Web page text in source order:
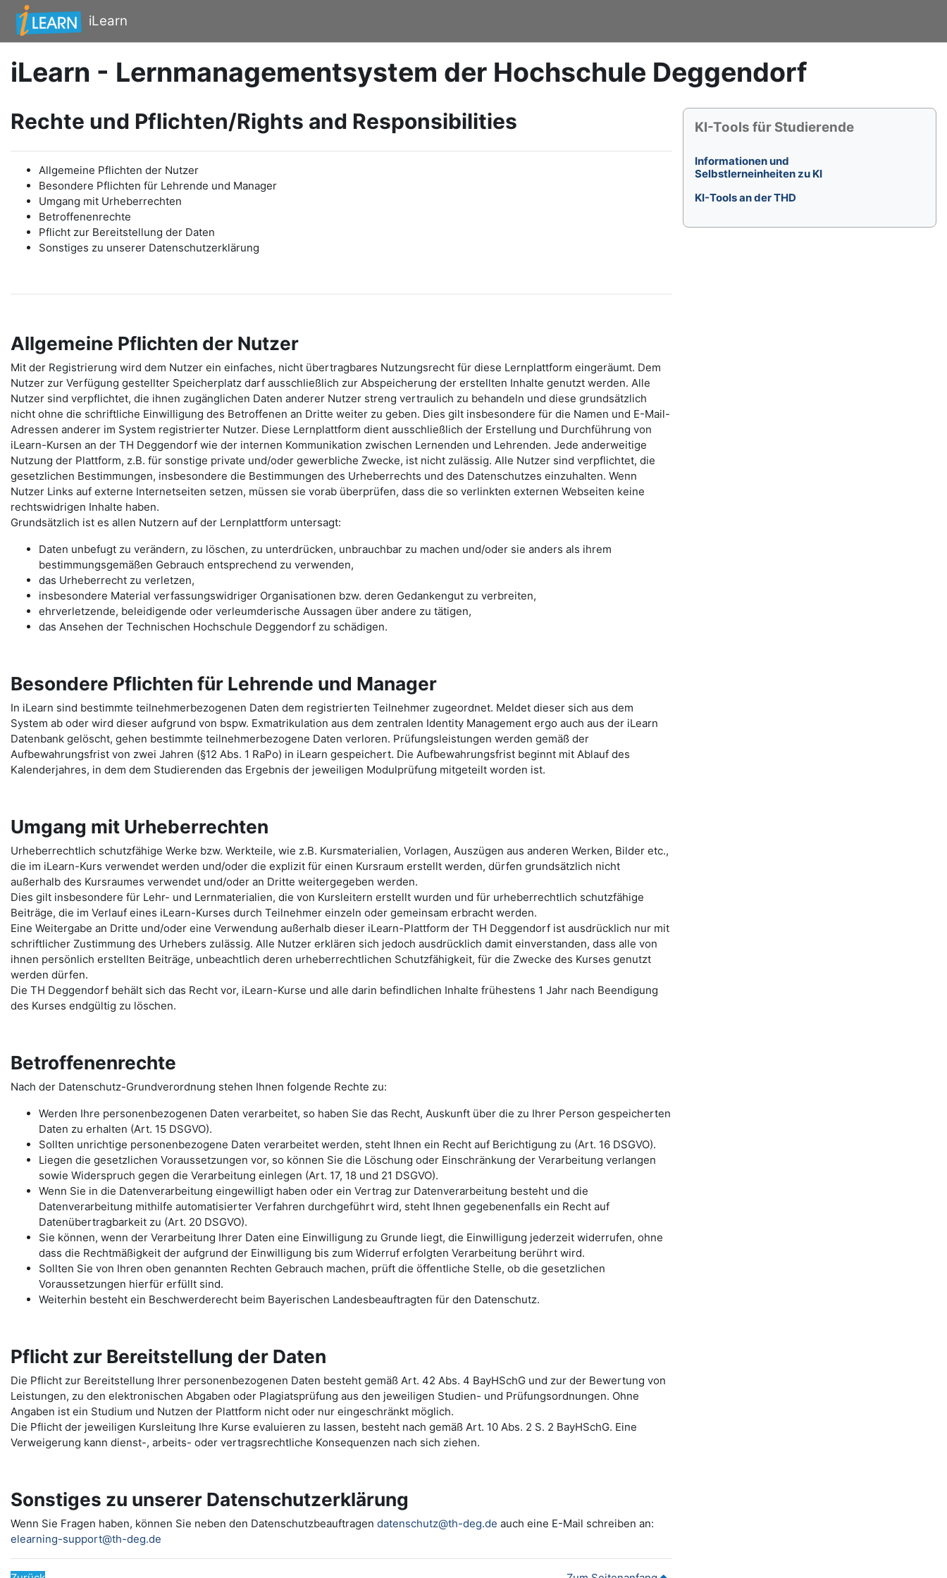
Zum Hauptinhalt
iLearn
iLearn - Lernmanagementsystem der Hochschule Deggendorf
Rechte und Pflichten/Rights and Responsibilities
Allgemeine Pflichten der Nutzer
Besondere Pflichten für Lehrende und Manager
Umgang mit Urheberrechten
Betroffenenrechte
Pflicht zur Bereitstellung der Daten
Sonstiges zu unserer Datenschutzerklärung
Allgemeine Pflichten der Nutzer
Mit der Registrierung wird dem Nutzer ein einfaches, nicht übertragbares Nutzungsrecht für diese Lernplattform eingeräumt. Dem
Nutzer zur Verfügung gestellter Speicherplatz darf ausschließlich zur Abspeicherung der erstellten Inhalte genutzt werden. Alle
Nutzer sind verpflichtet, die ihnen zugänglichen Daten anderer Nutzer streng vertraulich zu behandeln und diese grundsätzlich
nicht ohne die schriftliche Einwilligung des Betroffenen an Dritte weiter zu geben. Dies gilt insbesondere für die Namen und E-Mail-
Adressen anderer im System registrierter Nutzer. Diese Lernplattform dient ausschließlich der Erstellung und Durchführung von
iLearn-Kursen an der TH Deggendorf wie der internen Kommunikation zwischen Lernenden und Lehrenden. Jede anderweitige
Nutzung der Plattform, z.B. für sonstige private und/oder gewerbliche Zwecke, ist nicht zulässig. Alle Nutzer sind verpflichtet, die
gesetzlichen Bestimmungen, insbesondere die Bestimmungen des Urheberrechts und des Datenschutzes einzuhalten. Wenn
Nutzer Links auf externe Internetseiten setzen, müssen sie vorab überprüfen, dass die so verlinkten externen Webseiten keine
rechtswidrigen Inhalte haben.
Grundsätzlich ist es allen Nutzern auf der Lernplattform untersagt:
Daten unbefugt zu verändern, zu löschen, zu unterdrücken, unbrauchbar zu machen und/oder sie anders als ihrem
bestimmungsgemäßen Gebrauch entsprechend zu verwenden,
das Urheberrecht zu verletzen,
insbesondere Material verfassungswidriger Organisationen bzw. deren Gedankengut zu verbreiten,
ehrverletzende, beleidigende oder verleumderische Aussagen über andere zu tätigen,
das Ansehen der Technischen Hochschule Deggendorf zu schädigen.
Besondere Pflichten für Lehrende und Manager
In iLearn sind bestimmte teilnehmerbezogenen Daten dem registrierten Teilnehmer zugeordnet. Meldet dieser sich aus dem
System ab oder wird dieser aufgrund von bspw. Exmatrikulation aus dem zentralen Identity Management ergo auch aus der iLearn
Datenbank gelöscht, gehen bestimmte teilnehmerbezogene Daten verloren. Prüfungsleistungen werden gemäß der
Aufbewahrungsfrist von zwei Jahren (§12 Abs. 1 RaPo) in iLearn gespeichert. Die Aufbewahrungsfrist beginnt mit Ablauf des
Kalenderjahres, in dem dem Studierenden das Ergebnis der jeweiligen Modulprüfung mitgeteilt worden ist.
Umgang mit Urheberrechten
Urheberrechtlich schutzfähige Werke bzw. Werkteile, wie z.B. Kursmaterialien, Vorlagen, Auszügen aus anderen Werken, Bilder etc.,
die im iLearn-Kurs verwendet werden und/oder die explizit für einen Kursraum erstellt werden, dürfen grundsätzlich nicht
außerhalb des Kursraumes verwendet und/oder an Dritte weitergegeben werden.
Dies gilt insbesondere für Lehr- und Lernmaterialien, die von Kursleitern erstellt wurden und für urheberrechtlich schutzfähige
Beiträge, die im Verlauf eines iLearn-Kurses durch Teilnehmer einzeln oder gemeinsam erbracht werden.
Eine Weitergabe an Dritte und/oder eine Verwendung außerhalb dieser iLearn-Plattform der TH Deggendorf ist ausdrücklich nur mit
schriftlicher Zustimmung des Urhebers zulässig. Alle Nutzer erklären sich jedoch ausdrücklich damit einverstanden, dass alle von
ihnen persönlich erstellten Beiträge, unbeachtlich deren urheberrechtlichen Schutzfähigkeit, für die Zwecke des Kurses genutzt
werden dürfen.
Die TH Deggendorf behält sich das Recht vor, iLearn-Kurse und alle darin befindlichen Inhalte frühestens 1 Jahr nach Beendigung
des Kurses endgültig zu löschen.
Betroffenenrechte
Nach der Datenschutz-Grundverordnung stehen Ihnen folgende Rechte zu:
Werden Ihre personenbezogenen Daten verarbeitet, so haben Sie das Recht, Auskunft über die zu Ihrer Person gespeicherten
Daten zu erhalten (Art. 15 DSGVO).
Sollten unrichtige personenbezogene Daten verarbeitet werden, steht Ihnen ein Recht auf Berichtigung zu (Art. 16 DSGVO).
Liegen die gesetzlichen Voraussetzungen vor, so können Sie die Löschung oder Einschränkung der Verarbeitung verlangen
sowie Widerspruch gegen die Verarbeitung einlegen (Art. 17, 18 und 21 DSGVO).
Wenn Sie in die Datenverarbeitung eingewilligt haben oder ein Vertrag zur Datenverarbeitung besteht und die
Datenverarbeitung mithilfe automatisierter Verfahren durchgeführt wird, steht Ihnen gegebenenfalls ein Recht auf
Datenübertragbarkeit zu (Art. 20 DSGVO).
Sie können, wenn der Verarbeitung Ihrer Daten eine Einwilligung zu Grunde liegt, die Einwilligung jederzeit widerrufen, ohne
dass die Rechtmäßigkeit der aufgrund der Einwilligung bis zum Widerruf erfolgten Verarbeitung berührt wird.
Sollten Sie von Ihren oben genannten Rechten Gebrauch machen, prüft die öffentliche Stelle, ob die gesetzlichen
Voraussetzungen hierfür erfüllt sind.
Weiterhin besteht ein Beschwerderecht beim Bayerischen Landesbeauftragten für den Datenschutz.
Pflicht zur Bereitstellung der Daten
Die Pflicht zur Bereitstellung Ihrer personenbezogenen Daten besteht gemäß Art. 42 Abs. 4 BayHSchG und zur der Bewertung von
Leistungen, zu den elektronischen Abgaben oder Plagiatsprüfung aus den jeweiligen Studien- und Prüfungsordnungen. Ohne
Angaben ist ein Studium und Nutzen der Plattform nicht oder nur eingeschränkt möglich.
Die Pflicht der jeweiligen Kursleitung Ihre Kurse evaluieren zu lassen, besteht nach gemäß Art. 10 Abs. 2 S. 2 BayHSchG. Eine
Verweigerung kann dienst-, arbeits- oder vertragsrechtliche Konsequenzen nach sich ziehen.
Sonstiges zu unserer Datenschutzerklärung
Wenn Sie Fragen haben, können Sie neben den Datenschutzbeauftragen datenschutz@th-deg.de auch eine E-Mail schreiben an:
elearning-support@th-deg.de
Blöcke
KI-Tools für Studierende überspringen
KI-Tools für Studierende
Informationen und
Selbstlerneinheiten zu KI
KI-Tools an der THD